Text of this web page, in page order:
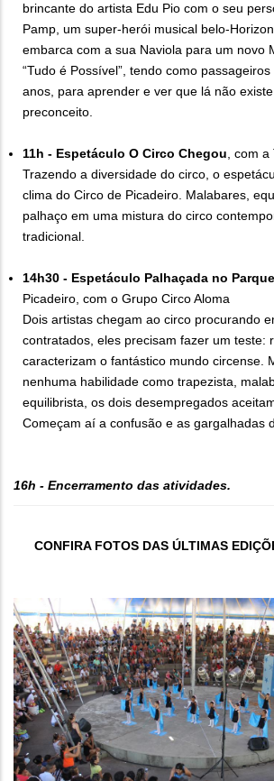
brincante do artista Edu Pio com o seu
Pamp, um super-herói musical belo-
embarca com a sua Naviola para um novo
“Tudo é Possível”, tendo como
anos, para aprender e ver que lá não
preconceito.
11h - Espetáculo O Circo Chegou, com a
Trazendo a diversidade do circo, o
clima do Circo de Picadeiro. Malabares,
palhaço em uma mistura do circo
tradicional.
14h30 - Espetáculo Palhaçada no Parque
Picadeiro, com o Grupo Circo Aloma
Dois artistas chegam ao circo procurando
contratados, eles precisam fazer um teste:
caracterizam o fantástico mundo circense.
nenhuma habilidade como trapezista,
equilibrista, os dois desempregados
Começam aí a confusão e as gargalhadas
16h - Encerramento das atividades.
CONFIRA FOTOS DAS ÚLTIMAS